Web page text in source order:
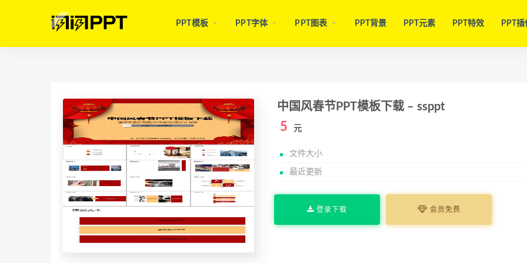
PPT模板 PPT字体 PPT图表 PPT背景 PPT元素 PPT特效 PPT插
中国风春节PPT模板下载 – ssppt
5 元
文件大小
最近更新
登录下载 会员免费